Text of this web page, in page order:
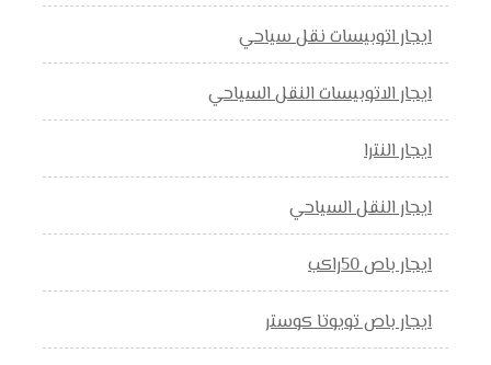
ايجار اتوبيسات نقل سياحي
ايجار الاتوبيسات النقل السياحي
ايجار النترا
ايجار النقل السياحي
ايجار باص 50راكب
ايجار باص تويوتا كوستر